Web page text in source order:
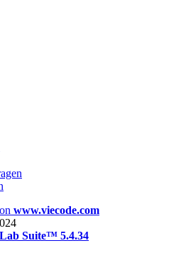
www.viecode.com
Suite™ 5.4.34